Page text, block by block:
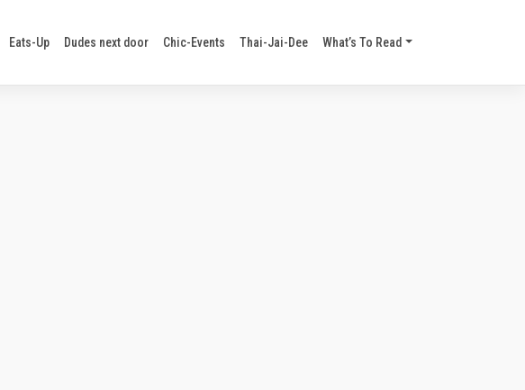
Eats-Up Dudes next door Chic-Events Thai-Jai-Dee What’s To Read